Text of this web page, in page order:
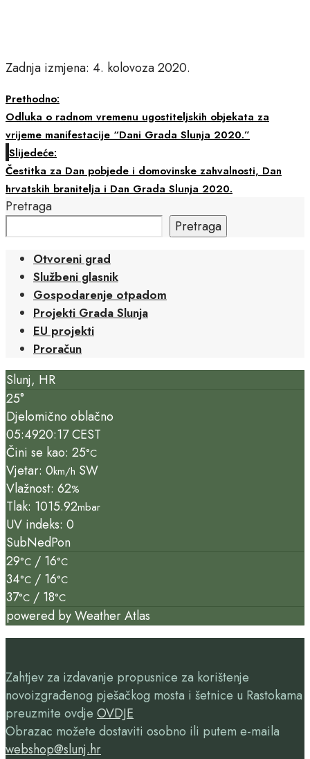
Zadnja izmjena: 4. kolovoza 2020.
Prethodno:
Odluka o radnom vremenu ugostiteljskih objekata za
vrijeme manifestacije “Dani Grada Slunja 2020.”
Slijedeće:
Čestitka za Dan pobjede i domovinske zahvalnosti, Dan
hrvatskih branitelja i Dan Grada Slunja 2020.
Pretraga
Pretraga
Otvoreni grad
Službeni glasnik
Gospodarenje otpadom
Projekti Grada Slunja
EU projekti
Proračun
Slunj, HR
25°
Djelomično oblačno
05:4920:17 CEST
Čini se kao: 25°C
Vjetar: 0km/h SW
Vlažnost: 62%
Tlak: 1015.92mbar
UV indeks: 0
SubNedPon
29°C / 16°C
34°C / 16°C
37°C / 18°C
powered byWeather Atlas
Zahtjev za izdavanje propusnice za korištenje
novoizgrađenog pješačkog mosta i šetnice u Rastokama
preuzmite ovdje OVDJE
Obrazac možete dostaviti osobno ili putem e-maila
webshop@slunj.hr